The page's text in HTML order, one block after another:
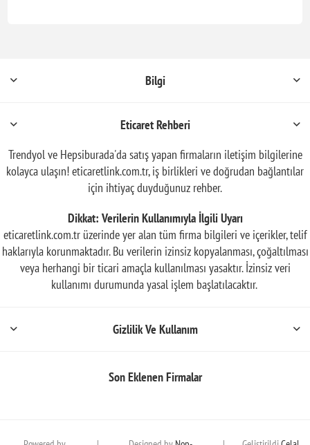
Bilgi
Eticaret Rehberi
Trendyol ve Hepsiburada'da satış yapan firmaların iletişim bilgilerine
kolayca ulaşın! eticaretlink.com.tr, iş birlikleri ve doğrudan bağlantılar
için ihtiyaç duyduğunuz rehber.
Dikkat: Verilerin Kullanımıyla İlgili Uyarı
eticaretlink.com.tr üzerinde yer alan tüm firma bilgileri ve içerikler, telif
haklarıyla korunmaktadır. Bu verilerin izinsiz kopyalanması, çoğaltılması
veya herhangi bir ticari amaçla kullanılması yasaktır. İzinsiz veri
kullanımı durumunda yasal işlem başlatılacaktır.
Gizlilik Ve Kullanım
Son Eklenen Firmalar